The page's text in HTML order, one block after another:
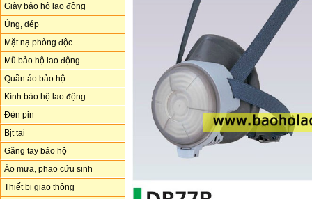
Giày bảo hộ lao động
Ủng, dép
Mặt nạ phòng độc
Mũ bảo hộ lao động
Quần áo bảo hộ
Kính bảo hộ lao động
Đèn pin
Bịt tai
Găng tay bảo hộ
Áo mưa, phao cứu sinh
Thiết bị giao thông